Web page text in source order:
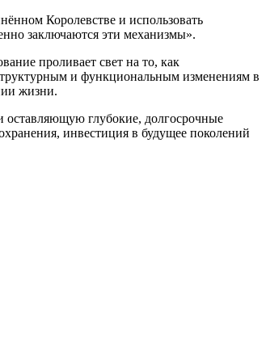
Королевстве и использовать
заключаются эти механизмы».
проливает свет на то, как
и функциональным изменениям в
жизни.
оставляющую глубокие, долгосрочные
инвестиция в будущее поколений